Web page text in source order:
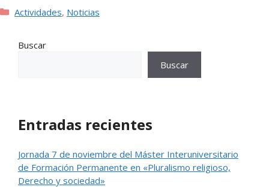
Categorías
Actividades, Noticias
Buscar
Buscar
Entradas recientes
Jornada 7 de noviembre del Máster Interuniversitario
de Formación Permanente en «Pluralismo religioso,
Derecho y sociedad»